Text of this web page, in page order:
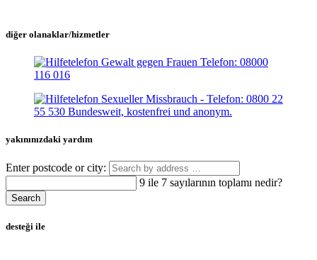
diğer olanaklar/hizmetler
yakınınızdaki yardım
Enter postcode or city:
9 ile 7 sayılarının toplamı nedir?
Search
desteği ile